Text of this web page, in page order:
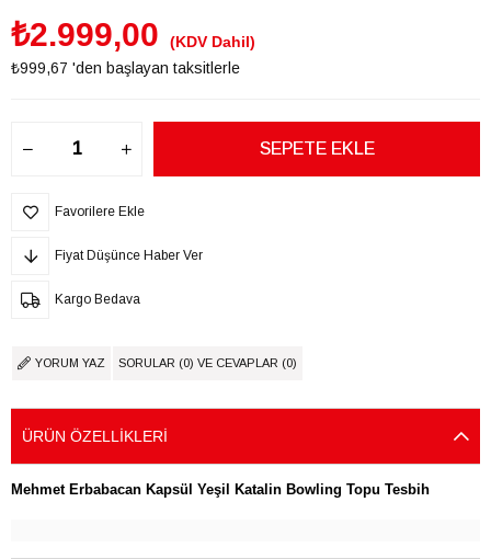
₺2.999,00
(KDV Dahil)
₺999,67 'den başlayan taksitlerle
Favorilere Ekle
Fiyat Düşünce Haber Ver
Kargo Bedava
YORUM YAZ SORULAR (0) VE CEVAPLAR (0)
ÜRÜN ÖZELLIKLERI
Mehmet Erbabacan Kapsül Yeşil Katalin Bowling Topu Tesbih